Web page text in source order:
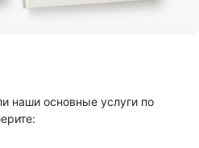
наши основные услуги по